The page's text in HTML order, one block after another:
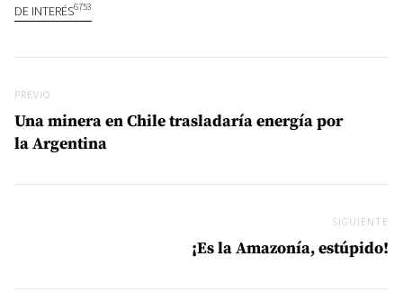
DE INTERÉS6753
Previo
PREVIO
Una minera en Chile trasladaría energía por
la Argentina
SIGUIENTE
¡Es la Amazonía, estúpido!